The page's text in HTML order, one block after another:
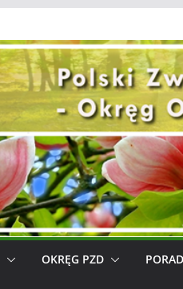
OKRĘG PZD